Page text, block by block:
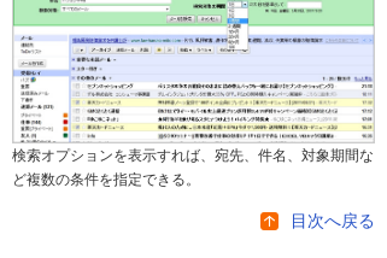
検索オプションを表示すれば、宛先、件名、対象期間な
ど複数の条件を指定できる。
目次へ戻る